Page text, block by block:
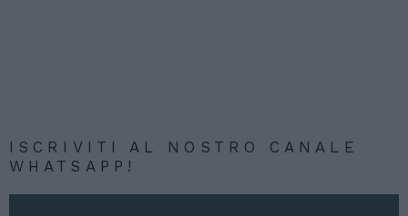
ISCRIVITI AL NOSTRO CANALE
WHATSAPP!